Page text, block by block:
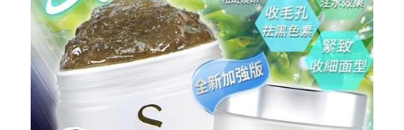
bb lab
Dermier
Facebook
登錄